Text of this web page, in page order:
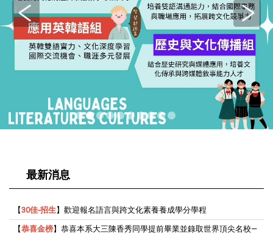
最新消息
【30佳-招生】歡迎報名語言與跨文化素養養成學分學程
【恭喜金榜】恭喜本系大三陳香秀同學提前畢業並錄取世界頂尖名校—